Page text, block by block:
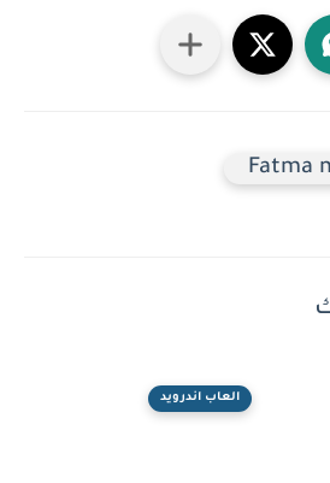
Fatma
العاب اندرويد